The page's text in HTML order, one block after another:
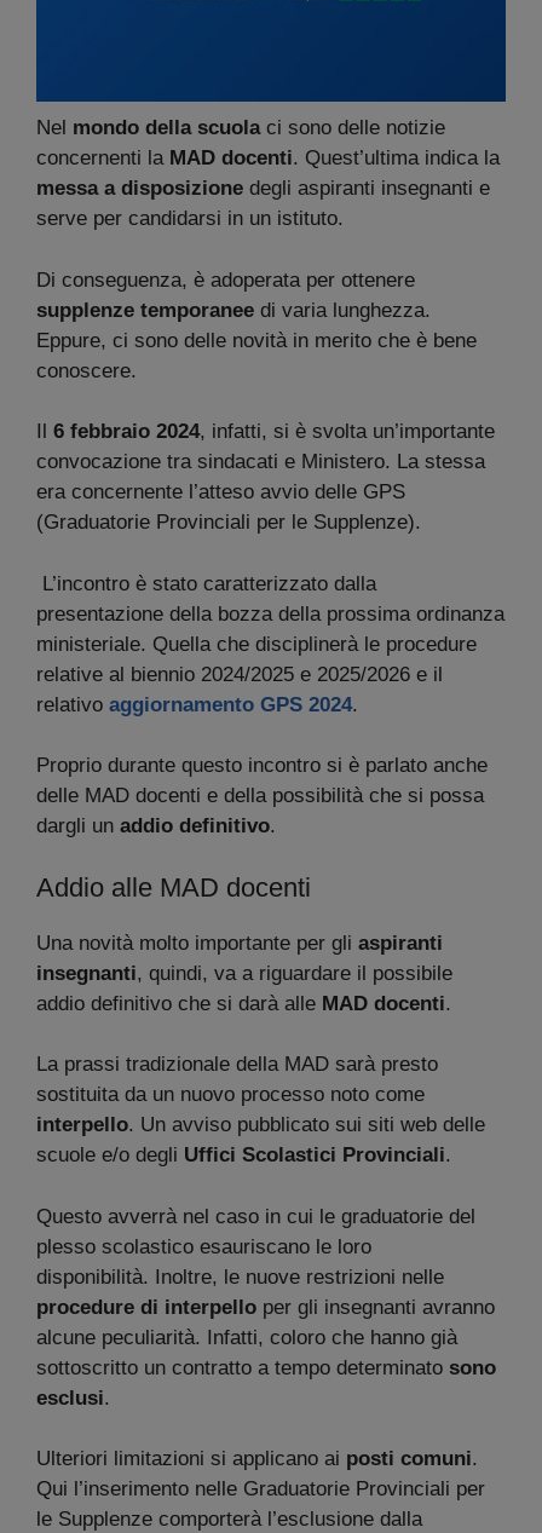
Nel mondo della scuolaci sono delle notizie
concernenti laMAD docenti. Quest’ultima indica la
messa a disposizione degli aspiranti insegnanti e
serve per candidarsi in un istituto.
Di conseguenza, è adoperata per ottenere
supplenze temporanee di varia lunghezza.
Eppure, ci sono delle novità in merito che è bene
conoscere.
6 febbraio 2024, infatti, si è svolta un’importante
convocazione tra sindacati e Ministero. La stessa
era concernente l’atteso avvio delle GPS
(Graduatorie Provinciali per le Supplenze).
L’incontro è stato caratterizzato dalla
presentazione della bozza della prossima ordinanza
ministeriale. Quella che disciplinerà le procedure
relative al biennio 2024/2025 e 2025/2026 e il
relativo aggiornamento GPS 2024.
Proprio durante questo incontro si è parlato anche
delle MAD docenti e della possibilità che si possa
dargli un addio definitivo.
Addio alle MAD docenti
Una novità molto importante per gli aspiranti
insegnanti, quindi, va a riguardare il possibile
addio definitivo che si darà alle MAD docenti.
La prassi tradizionale della MAD sarà presto
sostituita da un nuovo processo noto come
interpello. Un avviso pubblicato sui siti web delle
scuole e/o degli Uffici Scolastici Provinciali.
Questo avverrà nel caso in cui le graduatorie del
plesso scolastico esauriscano le loro
disponibilità. Inoltre, le nuove restrizioni nelle
procedure di interpello per gli insegnanti avranno
alcune peculiarità. Infatti, coloro che hanno già
sottoscritto un contratto a tempo determinato sono
esclusi.
Ulteriori limitazioni si applicano ai posti comuni.
Qui l’inserimento nelle Graduatorie Provinciali per
le Supplenze comporterà l’esclusione dalla